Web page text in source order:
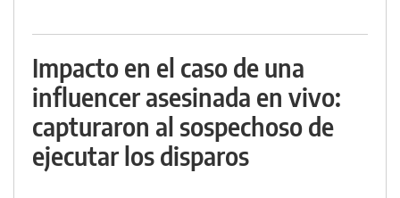
Impacto en el caso de una
influencer asesinada en vivo:
capturaron al sospechoso de
ejecutar los disparos